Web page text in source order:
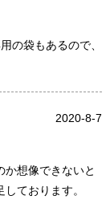
の袋もあるので、
2020-8-7
想像できないと
ております。